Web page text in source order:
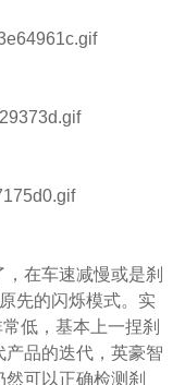
在车速减慢或是刹
先的闪烁模式。实
低，基本上一捏刹
品的迭代，英豪智
可以正确检测刹